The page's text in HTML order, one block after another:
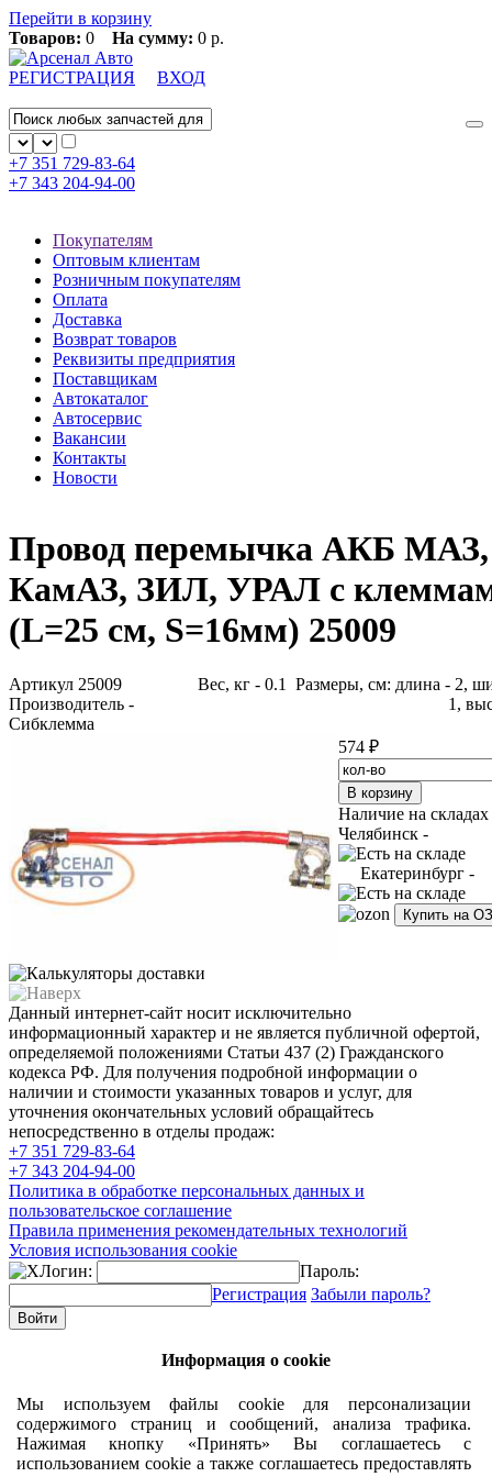
Перейти в корзину
Товаров: 0 На сумму: 0 р.
РЕГИСТРАЦИЯ ВХОД
+7 351 729-83-64
+7 343 204-94-00
Покупателям
Оптовым клиентам
Розничным покупателям
Оплата
Доставка
Возврат товаров
Реквизиты предприятия
Поставщикам
Автокаталог
Автосервис
Вакансии
Контакты
Новости
Провод перемычка АКБ МАЗ,
КамАЗ, ЗИЛ, УРАЛ с
(L=25 см, S=16мм) 25009
Артикул 25009
Производитель -
Сибклемма
Вес, кг - 0.1 Размеры, см: длина - 2,
1,
574 ₽
Наличие на складах
Челябинск -
Екатеринбург -
Купить на
Данный интернет-сайт носит исключительно
информационный характер и не является публичной офертой,
определяемой положениями Статьи 437 (2) Гражданского
кодекса РФ. Для получения подробной информации о
наличии и стоимости указанных товаров и услуг, для
уточнения окончательных условий обращайтесь
непосредственно в отделы продаж:
+7 351 729-83-64
+7 343 204-94-00
Политика в обработке персональных данных и
пользовательское соглашение
Правила применения рекомендательных технологий
Условия использования cookie
Логин:
Пароль:
Регистрация Забыли пароль?
Информация о cookie
Мы используем файлы cookie для персонализации
содержимого страниц и сообщений, анализа трафика.
Нажимая кнопку «Принять» Вы соглашаетесь с
использованием cookie а также соглашаетесь предоставлять